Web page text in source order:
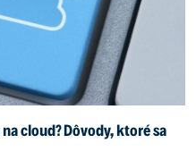
cloud? Dôvody, ktoré sa